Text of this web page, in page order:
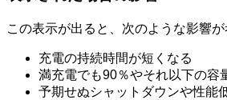
この表示が出ると、次のような影響が
充電の持続時間が短くなる
満充電でも90％やそれ以下の容
予期せぬシャットダウンや性能